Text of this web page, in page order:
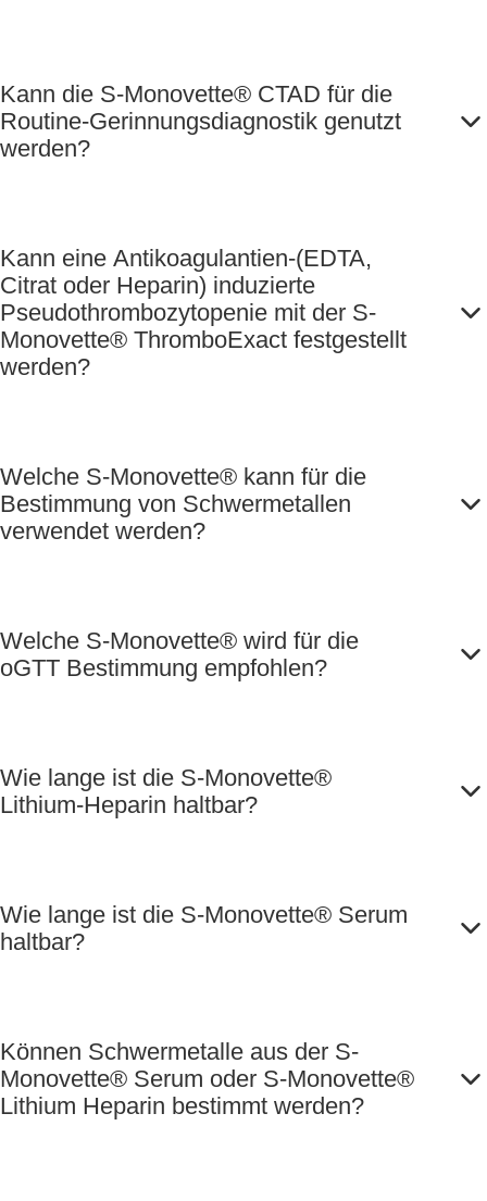
Kann die S-Monovette® CTAD für die
Routine-Gerinnungsdiagnostik genutzt
werden?
Kann eine Antikoagulantien-(EDTA,
Citrat oder Heparin) induzierte
Pseudothrombozytopenie mit der S-
Monovette® ThromboExact festgestellt
werden?
Welche S-Monovette® kann für die
Bestimmung von Schwermetallen
verwendet werden?
Welche S-Monovette® wird für die
oGTT Bestimmung empfohlen?
Wie lange ist die S-Monovette®
Lithium-Heparin haltbar?
Wie lange ist die S-Monovette® Serum
haltbar?
Können Schwermetalle aus der S-
Monovette® Serum oder S-Monovette®
Lithium Heparin bestimmt werden?